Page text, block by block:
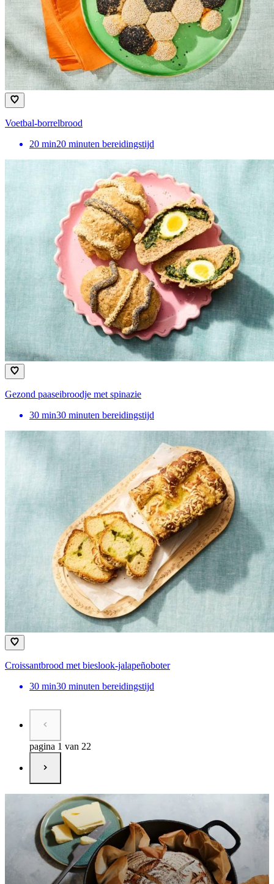
Voetbal-borrelbrood
20 min20 minuten bereidingstijd
Gezond paaseibroodje met spinazie
30 min30 minuten bereidingstijd
Croissantbrood met bieslook-jalapeñoboter
30 min30 minuten bereidingstijd
pagina 1 van 22